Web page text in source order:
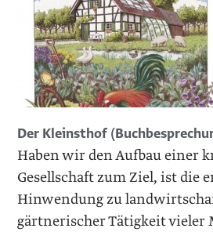
Der Kleinsthof
Haben wir den Aufbau einer
Gesellschaft zum Ziel, ist die
Hinwendung zu
gärtnerischer Tätigkeit vieler